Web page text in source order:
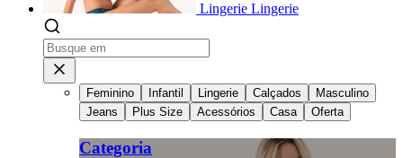
Lingerie Lingerie
Feminino Infantil Lingerie Calçados
Masculino
Jeans
Plus Size Acessórios Casa Oferta
Categoria